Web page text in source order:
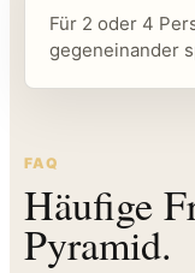
Für 2 oder 4
gegeneinander
FAQ
Häufige
Pyramid.